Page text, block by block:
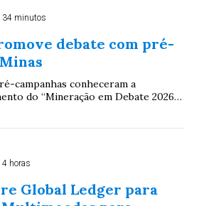
34 minutos
debate com pré-
campanhas conheceram a
do “Mineração em Debate 2026”,
4 horas
Global Ledger para